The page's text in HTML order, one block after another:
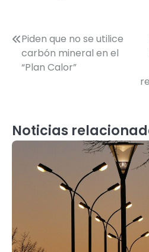
Navegación
de
Piden que no se utilice
carbón mineral en el
“Plan Calor”
Noticias